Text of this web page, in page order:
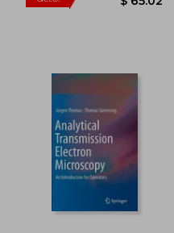
40%
dcto. $ 240.52